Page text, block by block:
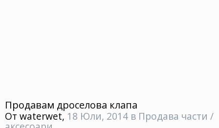
Продавам дроселова клапа
От waterwet, 18 Юли, 2014 в Продава части /